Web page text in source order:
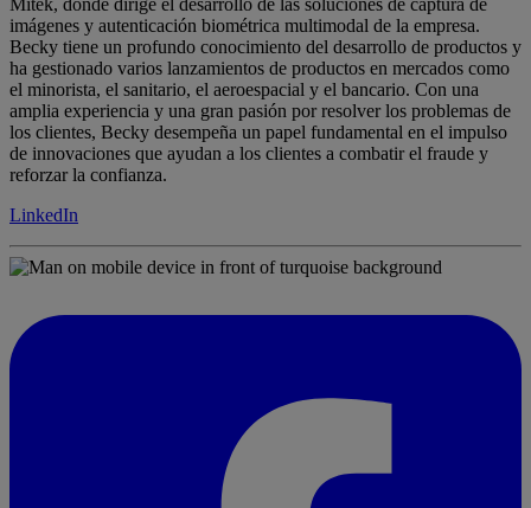
Mitek, donde dirige el desarrollo de las soluciones de captura de
imágenes y autenticación biométrica multimodal de la empresa.
Becky tiene un profundo conocimiento del desarrollo de productos y
ha gestionado varios lanzamientos de productos en mercados como
el minorista, el sanitario, el aeroespacial y el bancario. Con una
amplia experiencia y una gran pasión por resolver los problemas de
los clientes, Becky desempeña un papel fundamental en el impulso
de innovaciones que ayudan a los clientes a combatir el fraude y
reforzar la confianza.
LinkedIn